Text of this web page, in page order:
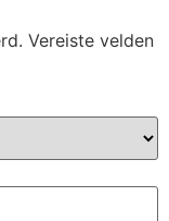
Vereiste velden